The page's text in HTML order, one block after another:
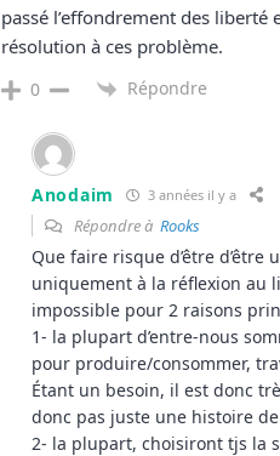
passé l’effondrement des liberté
résolution à ces problème.
0 Répondre
Anodaim 3 années il y a
Répondre à Rooks
Que faire risque d’être d’être
uniquement à la réflexion au
impossible pour 2 raisons
1- la plupart d’entre-nous
pour produire/consommer,
Étant un besoin, il est donc
donc pas juste une histoire
2- la plupart, choisiront tjs la